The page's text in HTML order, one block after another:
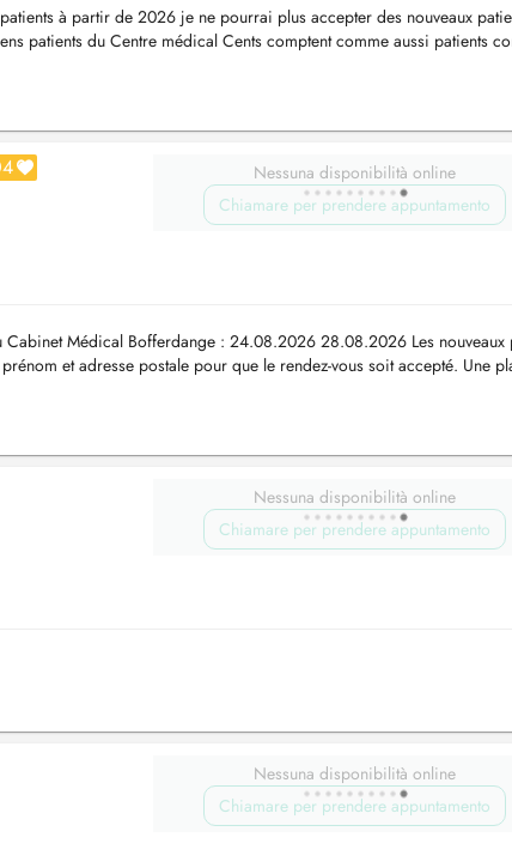
à partir de 2026 je ne pourrai plus accepter des nouveaux
patients du Centre médical Cents comptent comme aussi patients
...
Nessuna disponibilità online
Chiamare per prendere appuntamento
Cabinet Médical Bofferdange : 24.08.2026 28.08.2026 Les nouveaux
et adresse postale pour que le rendez-vous soit accepté. Une
Nessuna disponibilità online
Chiamare per prendere appuntamento
Nessuna disponibilità online
Chiamare per prendere appuntamento